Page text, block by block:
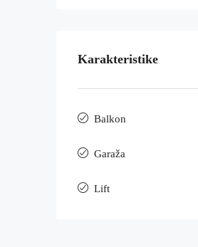
Karakteristike
Balkon
Garaža
Lift